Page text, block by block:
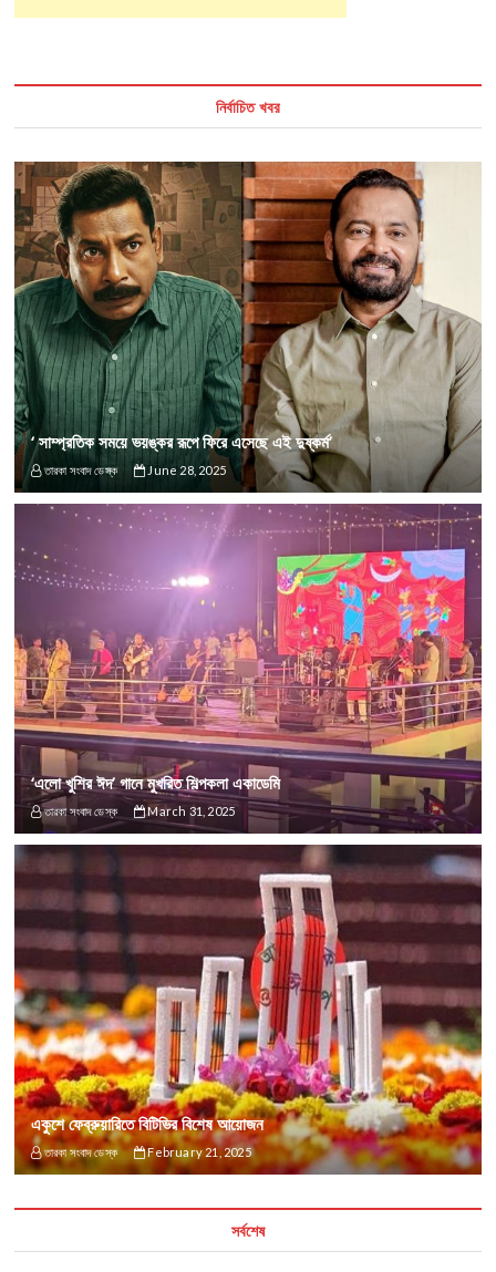
নির্বাচিত খবর
‘ সাম্প্রতিক সময়ে ভয়ঙ্কর রূপে ফিরে এসেছে এই দুষ্কর্ম’
তারকা সংবাদ ডেস্ক June 28, 2025
‘এলো খুশির ঈদ’ গানে মুখরিত শিল্পকলা একাডেমি
তারকা সংবাদ ডেস্ক March 31, 2025
একুশে ফেব্রুয়ারিতে বিটিভির বিশেষ আয়োজন
তারকা সংবাদ ডেস্ক February 21, 2025
সর্বশেষ